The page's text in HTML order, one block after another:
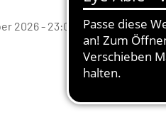
2026 - 23:00 - 23:45